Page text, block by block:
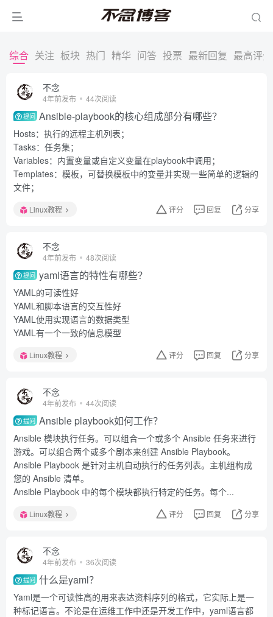
综合 关注 板块 热门 精华 问答 投票 最新回复 最高评分
不念
4年前发布 44次阅读
提问 Ansible-playbook的核心组成部分有哪些？
Hosts：执行的远程主机列表；
Tasks：任务集；
Variables：内置变量或自定义变量在playbook中调用；
Templates：模板，可替换模板中的变量并实现一些简单的逻辑的
文件；
Linux教程 评分 回复 分享
不念
4年前发布 48次阅读
提问 yaml语言的特性有哪些？
YAML的可读性好
YAML和脚本语言的交互性好
YAML使用实现语言的数据类型
YAML有一个一致的信息模型
Linux教程 评分 回复 分享
不念
4年前发布 44次阅读
提问 Ansible playbook如何工作？
Ansible 模块执行任务。可以组合一个或多个 Ansible 任务来进行
游戏。可以组合两个或多个剧本来创建 Ansible Playbook。
Ansible Playbook 是针对主机自动执行的任务列表。主机组构成
您的 Ansible 清单。
Ansible Playbook 中的每个模块都执行特定的任务。每个...
Linux教程 评分 回复 分享
不念
4年前发布 36次阅读
提问 什么是yaml？
Yaml是一个可读性高的用来表达资料序列的格式，它实际上是一
种标记语言。不论是在运维工作中还是开发工作中，yaml语言都